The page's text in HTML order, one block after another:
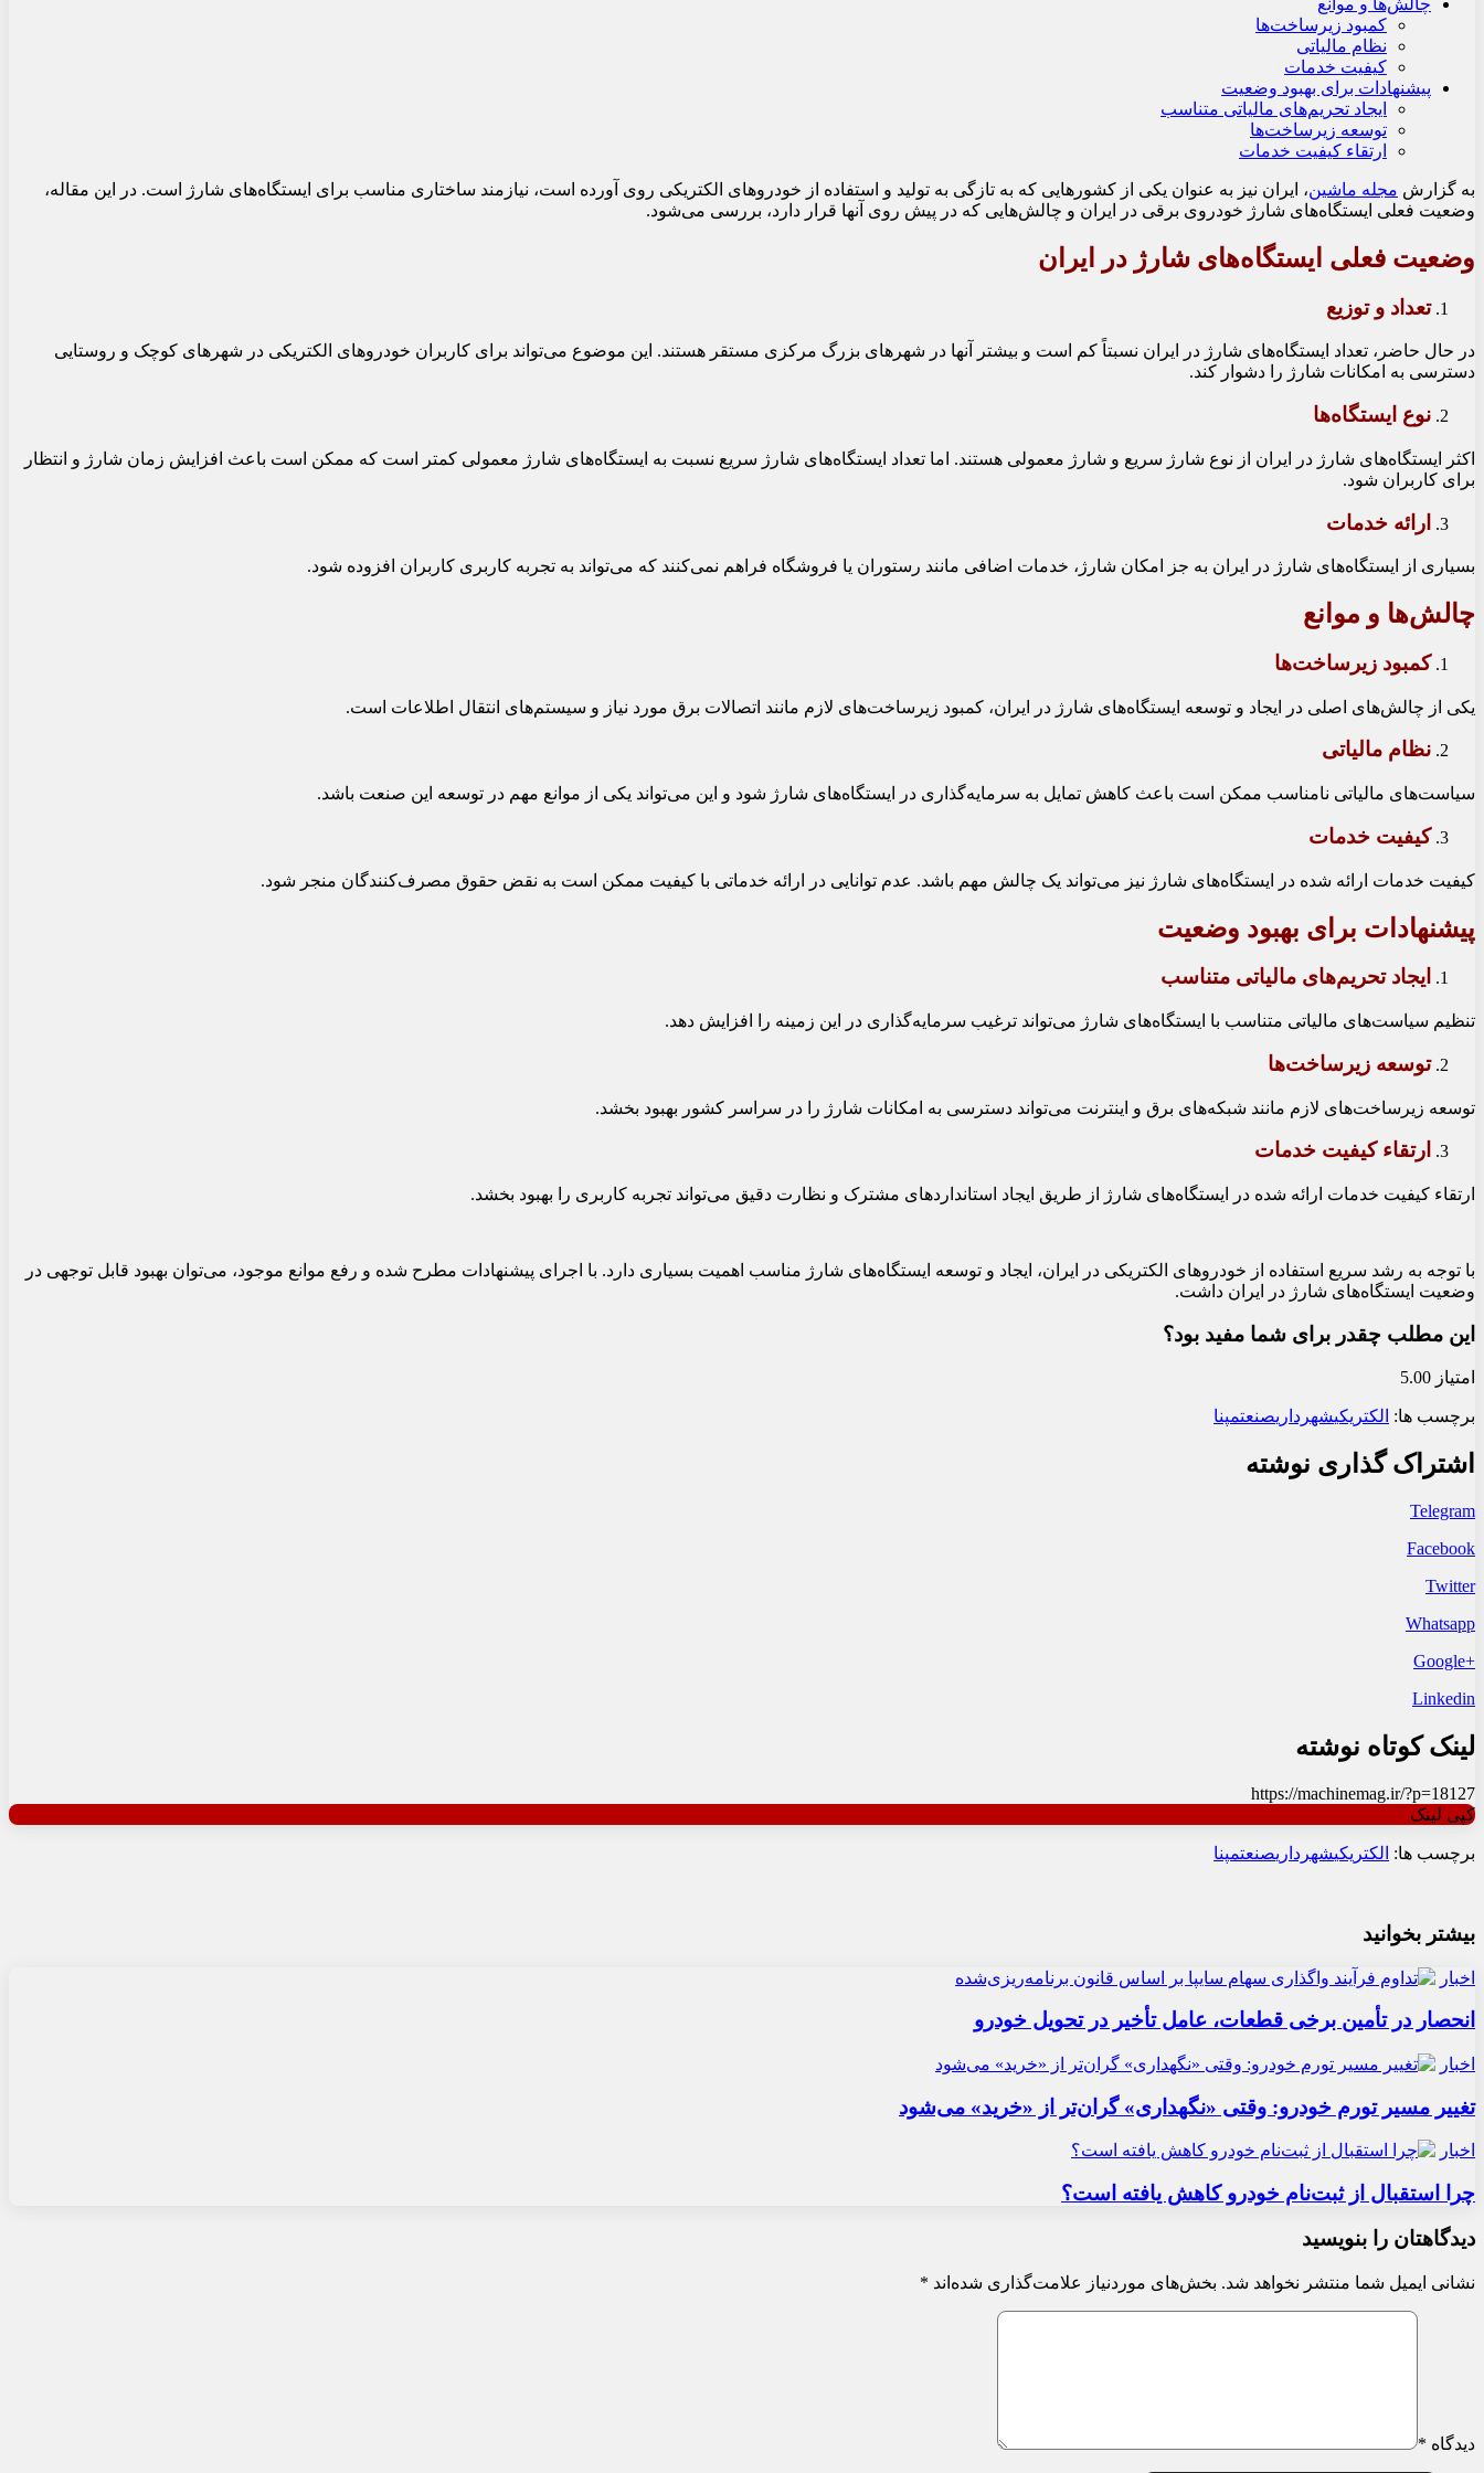
کمبود زیرساخت‌ها
نظام مالیاتی
کیفیت خدمات
پیشنهادات برای بهبود وضعیت
ایجاد تحریم‌های مالیاتی متناسب
توسعه زیرساخت‌ها
ارتقاء کیفیت خدمات
به گزارش مجله ماشین، ایران نیز به عنوان یکی از کشورهایی که به تازگی به تولید و استفاده از خودروهای الکتریکی روی آورده است، نیازمند ساختاری مناسب برای ایستگاه‌های شارژ است. در این مقاله،
وضعیت فعلی ایستگاه‌های شارژ خودروی برقی در ایران و چالش‌هایی که در پیش روی آنها قرار دارد، بررسی می‌شود.
وضعیت فعلی ایستگاه‌های شارژ در ایران
تعداد و توزیع
در حال حاضر، تعداد ایستگاه‌های شارژ در ایران نسبتاً کم است و بیشتر آنها در شهرهای بزرگ مرکزی مستقر هستند. این موضوع می‌تواند برای کاربران خودروهای الکتریکی در شهرهای کوچک و روستایی
دسترسی به امکانات شارژ را دشوار کند.
نوع ایستگاه‌ها
اکثر ایستگاه‌های شارژ در ایران از نوع شارژ سریع و شارژ معمولی هستند. اما تعداد ایستگاه‌های شارژ سریع نسبت به ایستگاه‌های شارژ معمولی کمتر است که ممکن است باعث افزایش زمان شارژ و انتظار
برای کاربران شود.
ارائه خدمات
بسیاری از ایستگاه‌های شارژ در ایران به جز امکان شارژ، خدمات اضافی مانند رستوران یا فروشگاه فراهم نمی‌کنند که می‌تواند به تجربه کاربری کاربران افزوده شود.
چالش‌ها و موانع
کمبود زیرساخت‌ها
یکی از چالش‌های اصلی در ایجاد و توسعه ایستگاه‌های شارژ در ایران، کمبود زیرساخت‌های لازم مانند اتصالات برق مورد نیاز و سیستم‌های انتقال اطلاعات است.
نظام مالیاتی
سیاست‌های مالیاتی نامناسب ممکن است باعث کاهش تمایل به سرمایه‌گذاری در ایستگاه‌های شارژ شود و این می‌تواند یکی از موانع مهم در توسعه این صنعت باشد.
کیفیت خدمات
کیفیت خدمات ارائه شده در ایستگاه‌های شارژ نیز می‌تواند یک چالش مهم باشد. عدم توانایی در ارائه خدماتی با کیفیت ممکن است به نقض حقوق مصرف‌کنندگان منجر شود.
پیشنهادات برای بهبود وضعیت
ایجاد تحریم‌های مالیاتی متناسب
تنظیم سیاست‌های مالیاتی متناسب با ایستگاه‌های شارژ می‌تواند ترغیب سرمایه‌گذاری در این زمینه را افزایش دهد.
توسعه زیرساخت‌ها
توسعه زیرساخت‌های لازم مانند شبکه‌های برق و اینترنت می‌تواند دسترسی به امکانات شارژ را در سراسر کشور بهبود بخشد.
ارتقاء کیفیت خدمات
ارتقاء کیفیت خدمات ارائه شده در ایستگاه‌های شارژ از طریق ایجاد استانداردهای مشترک و نظارت دقیق می‌تواند تجربه کاربری را بهبود بخشد.
با توجه به رشد سریع استفاده از خودروهای الکتریکی در ایران، ایجاد و توسعه ایستگاه‌های شارژ مناسب اهمیت بسیاری دارد. با اجرای پیشنهادات مطرح شده و رفع موانع موجود، می‌توان بهبود قابل توجهی در
وضعیت ایستگاه‌های شارژ در ایران داشت.
این مطلب چقدر برای شما مفید بود؟
امتیاز 5.00
برچسب ها: الکتریکیشهرداریصنعتمپنا
اشتراک گذاری نوشته
Telegram
Facebook
Twitter
Whatsapp
+Google
Linkedin
لینک کوتاه نوشته
https://machinemag.ir/?p=18127
کپی لینک
برچسب ها: الکتریکیشهرداریصنعتمپنا
بیشتر بخوانید
اخبار
انحصار در تأمین برخی قطعات، عامل تأخیر در تحویل خودرو
اخبار
تغییر مسیر تورم خودرو: وقتی «نگهداری» گران‌تر از «خرید» می‌شود
اخبار
چرا استقبال از ثبت‌نام خودرو کاهش یافته است؟
دیدگاهتان را بنویسید
نشانی ایمیل شما منتشر نخواهد شد. بخش‌های موردنیاز علامت‌گذاری شده‌اند *
دیدگاه *